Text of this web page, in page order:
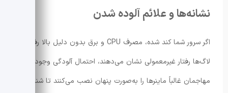
نشانه‌ها و علائم آلوده شدن
اگر سرور شما کند شده، مصرف CPU و برق بدون دلیل بالا رفته یا
لاگ‌ها رفتار غیرمعمولی نشان می‌دهند، احتمال آلودگی وجود دارد.
مهاجمان غالباً ماینرها را به‌صورت پنهان نصب می‌کنند تا شناسایی